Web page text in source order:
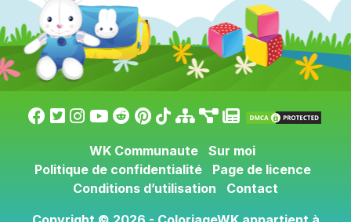
WK Communaute
Sur moi
Politique de confidentialité
Page de licence
Conditions d’utilisation
Contact